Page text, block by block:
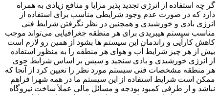
گر چه استفاده از انرژی تجدید پذیر مزایا و منافع زیادی به همراه
دارد که در صورت عدم وجود شرایطی مناسب برای استفاده از
انرژی بادی و خورشیدی و همچنین در نظر نگرفتن شرایط فنی
مناسب سیستم هیبریدی برای هر منطقه جغرافیایی می‌تواند موجب
کاهش کارآیی و راندمان این سیستم ها بشود از همین رو لازم است
بیش از هر چیز شرایط آب و هوای هر منطقه را به منظور استفاده
از انرژی خورشیدی و بادی سنجید و سپس بر اساس شرایط جوی
هر منطقه مشخصات فنی سیستم مورد نظر را تعیین کرد از آنجا که
ممکن است شرایط استفاده از این سیستم ما در همه شهرا فراهم
نباشد و از طرفی کمبود بودجه و مسائل مالی عملاً ساخت نیروگاه